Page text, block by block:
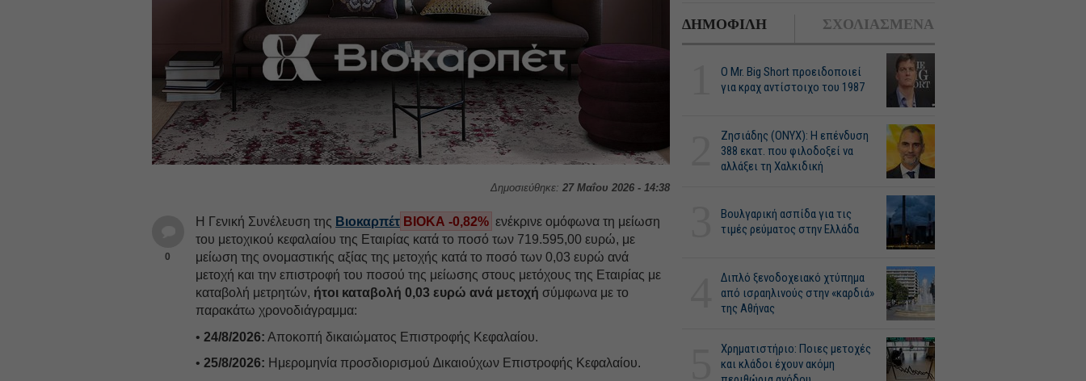
Δημοσιεύθηκε: 27 Μαΐου 2026 - 14:38
0
Η Γενική Συνέλευση της Βιοκαρπέτ ΒΙΟΚΑ -0,82% ενέκρινε ομόφωνα τη μείωση
του μετοχικού κεφαλαίου της Εταιρίας κατά το ποσό των 719.595,00 ευρώ, με
μείωση της ονομαστικής αξίας της μετοχής κατά το ποσό των 0,03 ευρώ ανά
μετοχή και την επιστροφή του ποσού της μείωσης στους μετόχους της Εταιρίας με
καταβολή μετρητών, ήτοι καταβολή 0,03 ευρώ ανά μετοχή σύμφωνα με το
παρακάτω χρονοδιάγραμμα:
•24/8/2026: Αποκοπή δικαιώματος Επιστροφής Κεφαλαίου.
•25/8/2026: Ημερομηνία προσδιορισμού ∆ικαιούχων Επιστροφής Κεφαλαίου.
ΔΗΜΟΦΙΛΗ ΣΧΟΛΙΑΣΜΕΝΑ
O Mr. Big Short προειδοποιεί
για κραχ αντίστοιχο του 1987
Ζησιάδης (ONYX): Η επένδυση
388 εκατ. που φιλοδοξεί να
αλλάξει τη Χαλκιδική
Βουλγαρική ασπίδα για τις
τιμές ρεύματος στην Ελλάδα
Διπλό ξενοδοχειακό χτύπημα
από ισραηλινούς στην «καρδιά»
της Αθήνας
Χρηματιστήριο: Ποιες μετοχές
και κλάδοι έχουν ακόμη